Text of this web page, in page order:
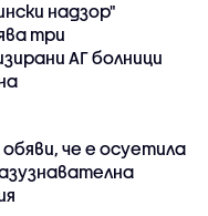
надзор"
три
АГ болници
че е осуетила